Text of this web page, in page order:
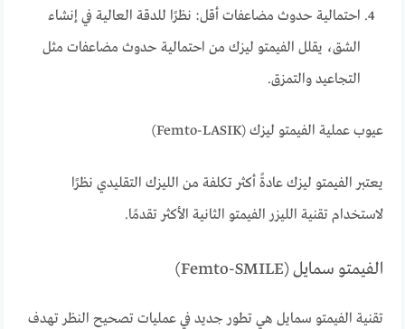
احتمالية حدوث مضاعفات أقل: نظرًا للدقة العالية في إنشاء
الشق، يقلل الفيمتو ليزك من احتمالية حدوث مضاعفات مثل
التجاعيد والتمزق.
عيوب عملية الفيمتو ليزك (Femto-LASIK)
يعتبر الفيمتو ليزك عادةً أكثر تكلفة من الليزك التقليدي نظرًا
لاستخدام تقنية الليزر الفيمتو الثانية الأكثر تقدمًا.
الفيمتو سمايل (Femto-SMILE)
تقنية الفيمتو سمايل هي تطور جديد في عمليات تصحيح النظر تهدف